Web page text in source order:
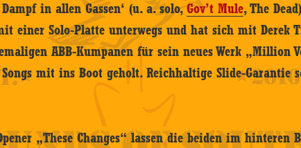
Dampf in allen Gassen‘ (u. a. solo,Gov’t Mule, The
einer Solo-Platte unterwegs und hat sich mit Derek
ABB-Kumpanen für sein neues Werk „Million
mit ins Boot geholt. Reichhaltige Slide-Garantie
„These Changes“ lassen die beiden im hinteren